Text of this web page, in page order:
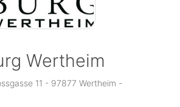
Wertheim
11 - 97877 Wertheim -